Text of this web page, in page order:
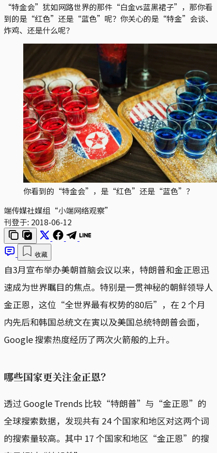
“特金会”犹如网路世界的那件“白金vs蓝黑裙子”，那你看
到的是“红色”还是“蓝色”呢？你关心的是“特金”会谈、
炸鸡、还是什么呢？
你看到的“特金会”，是“红色”还是“蓝色”？
端传媒社媒组“小端网络观察”
刊登于: 2018-06-12
收藏
自3月宣布举办美朝首脑会议以来，特朗普和金正恩迅
速成为世界瞩目的焦点。特别是一贯神秘的朝鲜领导人
金正恩，这位“全世界最有权势的80后”，在 2 个月
内先后和韩国总统文在寅以及美国总统特朗普会面，
Google 搜索热度经历了两次火箭般的上升。
哪些国家更关注金正恩？
透过 Google Trends 比较“特朗普”与“金正恩”的
全球搜索数据，发现共有 24 个国家和地区对这两个词
的搜索量较高。其中 17 个国家和地区“金正恩”的搜